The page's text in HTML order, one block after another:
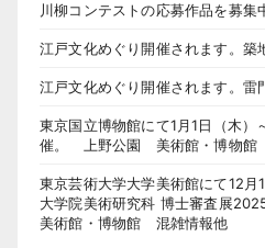
川柳コンテストの応募作品を募集
江戸文化めぐり開催されます。築
江戸文化めぐり開催されます。雷
東京国立博物館にて1月1日（木）
催。 上野公園 美術館・博物館
東京芸術大学大学美術館にて12月
大学院美術研究科 博士審査展
美術館・博物館 混雑情報他